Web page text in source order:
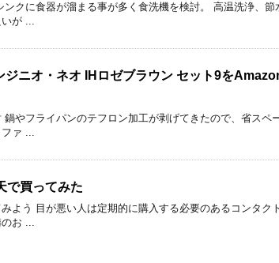
クに食器が溜まる事が多く食洗機を検討。 高温洗浄、節
が ...
ジニオ・ネオ IHロゼブラウン セット9を
やフライパンのテフロン加工が剥げてきたので、省スペ
ァ ...
で買ってみた
よう 目が悪い人は定期的に購入する必要のあるコンタク
お ...